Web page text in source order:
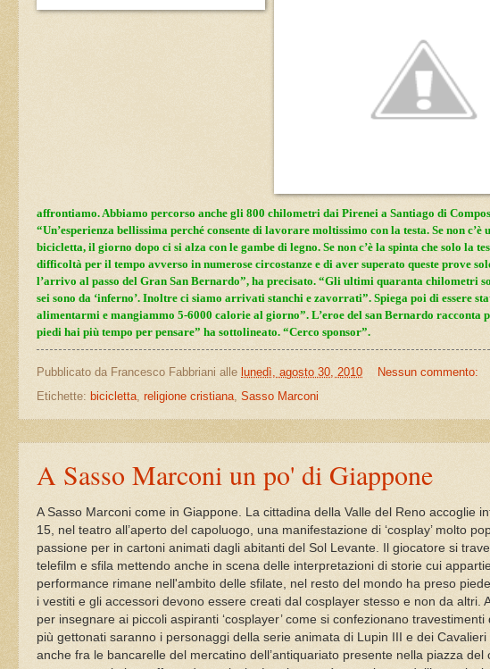
affrontiamo. Abbiamo percorso anche gli 800 chilometri dai Pirenei a Santiago di
“Un’esperienza bellissima perché consente di lavorare moltissimo con la testa. Se non
bicicletta, il giorno dopo ci si alza con le gambe di legno. Se non c’è la spinta che solo la
difficoltà per il tempo avverso in numerose circostanze e di aver superato queste prove
l’arrivo al passo del Gran San Bernardo”, ha precisato. “Gli ultimi quaranta chilometri
sei sono da ‘inferno’. Inoltre ci siamo arrivati stanchi e zavorrati”. Spiega poi di essere
alimentarmi e mangiammo 5-6000 calorie al giorno”. L’eroe del san Bernardo racconta
piedi hai più tempo per pensare” ha sottolineato. “Cerco sponsor”.
Pubblicato da Francesco Fabbriani alle lunedì, agosto 30, 2010
Nessun commento:
Etichette: bicicletta, religione cristiana, Sasso Marconi
A Sasso Marconi un po' di Giappone
A Sasso Marconi come in Giappone. La cittadina della Valle del Reno accoglie
15, nel teatro all’aperto del capoluogo, una manifestazione di ‘cosplay’ molto
passione per in cartoni animati dagli abitanti del Sol Levante.
Il giocatore si
telefilm e sfila mettendo anche in scena delle interpretazioni di storie cui
performance rimane nell'ambito delle sfilate, nel resto del mondo ha preso
i vestiti e gli accessori devono essere creati dal cosplayer stesso e non da
per insegnare ai piccoli aspiranti ‘cosplayer’ come si confezionano travestimenti
più gettonati saranno i personaggi della serie animata di Lupin III e dei
anche fra le bancarelle del mercatino dell’antiquariato presente nella piazza